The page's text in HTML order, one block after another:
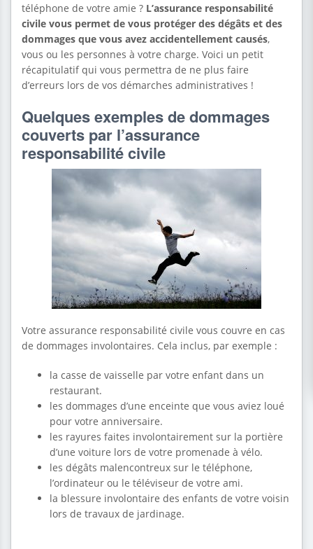
téléphone de votre amie ? L’assurance responsabilité
civile vous permet de vous protéger des dégâts et des
dommages que vous avez accidentellement causés,
vous ou les personnes à votre charge. Voici un petit
récapitulatif qui vous permettra de ne plus faire
d’erreurs lors de vos démarches administratives !
Quelques exemples de dommages
couverts par l’assurance
responsabilité civile
Votre assurance responsabilité civile vous couvre en cas
de dommages involontaires. Cela inclus, par exemple :
la casse de vaisselle par votre enfant dans un
restaurant.
les dommages d’une enceinte que vous aviez loué
pour votre anniversaire.
les rayures faites involontairement sur la portière
d’une voiture lors de votre promenade à vélo.
les dégâts malencontreux sur le téléphone,
l’ordinateur ou le téléviseur de votre ami.
la blessure involontaire des enfants de votre voisin
lors de travaux de jardinage.